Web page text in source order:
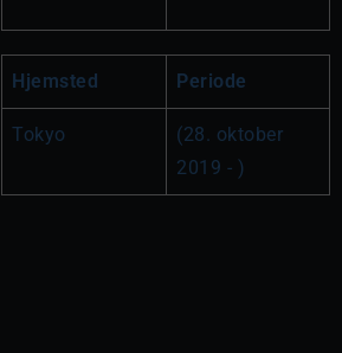
Hjemsted Periode
Tokyo
(28. oktober
2019 - )